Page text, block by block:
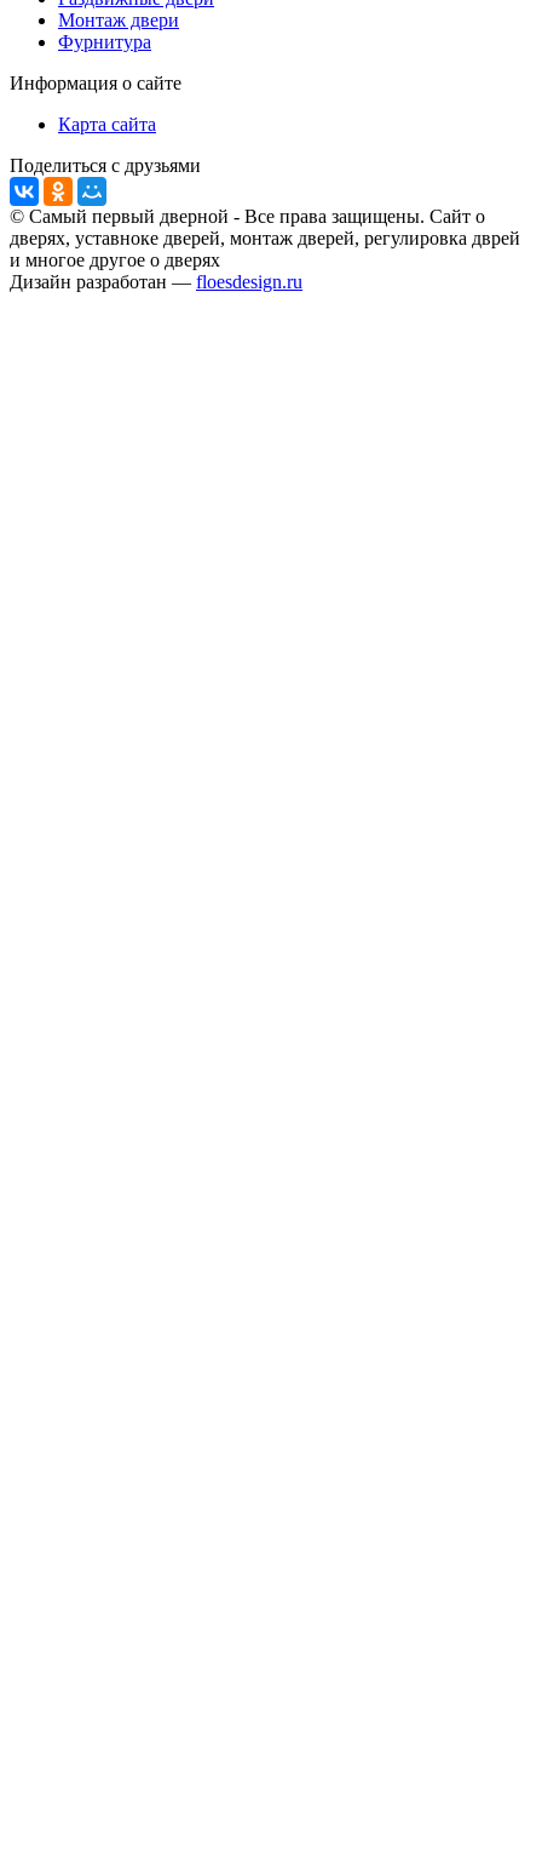
Монтаж двери
Фурнитура
Информация о сайте
Карта сайта
Поделиться с друзьями
© Самый первый дверной - Все права защищены. Сайт о
дверях, уставноке дверей, монтаж дверей, регулировка дврей
и многое другое о дверях
Дизайн разработан — floesdesign.ru